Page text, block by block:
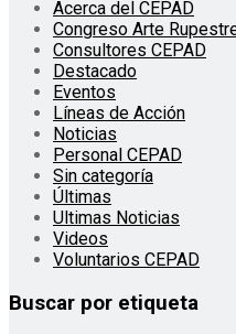
Acerca del CEPAD
Congreso Arte
Consultores CEPAD
Destacado
Eventos
Líneas de Acción
Noticias
Personal CEPAD
Sin categoría
Últimas
Ultimas Noticias
Videos
Voluntarios CEPAD
Buscar por etiqueta